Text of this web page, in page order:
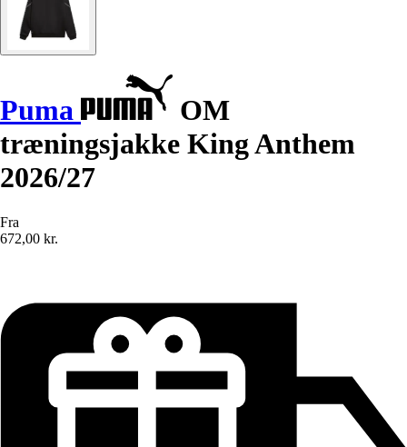
Puma
OM
træningsjakke King Anthem
2026/27
Fra
672,00 kr.